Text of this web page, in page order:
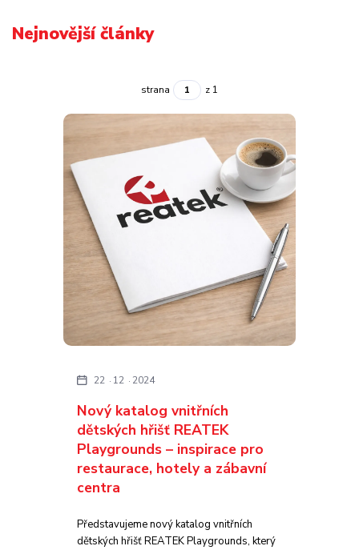
Nejnovější články
strana z 1
Nový katalog vnitřních
dětských hřišť REATEK
Playgrounds – inspirace pro
restaurace, hotely a zábavní
centra
22 12 2024
Představujeme nový katalog vnitřních
dětských hřišť REATEK Playgrounds, který